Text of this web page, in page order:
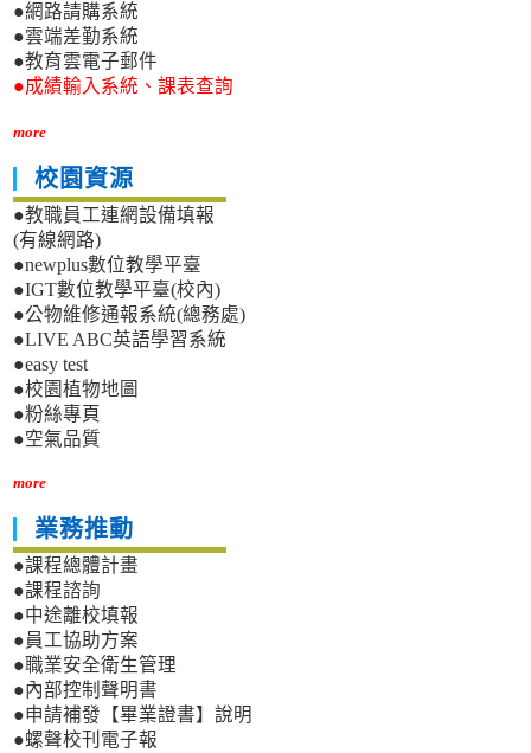
●網路請購系統
●雲端差勤系統
●教育雲電子郵件
●成績輸入系統、課表查詢
more
校園資源
●教職員工連網設備填報
(有線網路)
●newplus數位教學平臺
●IGT數位教學平臺(校內)
●公物維修通報系統(總務處)
●LIVE ABC英語學習系統
●easy test
●校園植物地圖
●粉絲專頁
●空氣品質
more
業務推動
●課程總體計畫
●課程諮詢
●中途離校填報
●員工協助方案
●職業安全衛生管理
●內部控制聲明書
●申請補發【畢業證書】說明
●螺聲校刊電子報